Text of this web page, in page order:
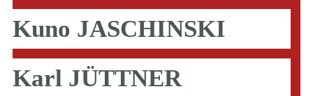
Kuno JASCHINSKI
Karl JÜTTNER